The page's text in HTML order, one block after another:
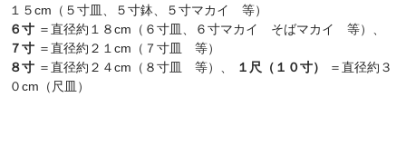
１５cm（５寸皿、５寸鉢、５寸マカイ 等）
６寸 ＝直径約１８cm（６寸皿、６寸マカイ そばマカイ 等）、
７寸 ＝直径約２１cm（７寸皿 等）
８寸 ＝直径約２４cm（８寸皿 等）、 １尺（１０寸）
＝直径約３
０cm（尺皿）